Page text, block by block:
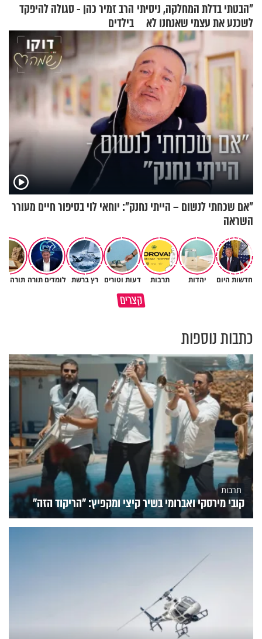
"הבטתי בדלת המחלקה, ניסיתי
לשכנע את עצמי שאנחנו לא
שייכים לשם"
הרב זמיר כהן - סגולה להיפקד
בילדים
"אם שכחתי לנשום – הייתי נחנק": יוחאי לוי בסיפור חיים מעורר
השראה
חדשות היום יהדות תרבות דעות וטורים רץ ברשת לומדים תורה תורה
קצרים
הגעתי לגיל 108 בזכות הכיבוד
כתבות נוספות
תרבות
קובי מירסקי ואברומי בשיר קיצי ומקפיץ: "הריקוד הזה"